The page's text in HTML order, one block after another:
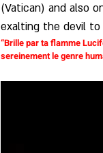
(Vatican) and also
exalting the devil to
“Brille par ta flamme
sereinement le genre